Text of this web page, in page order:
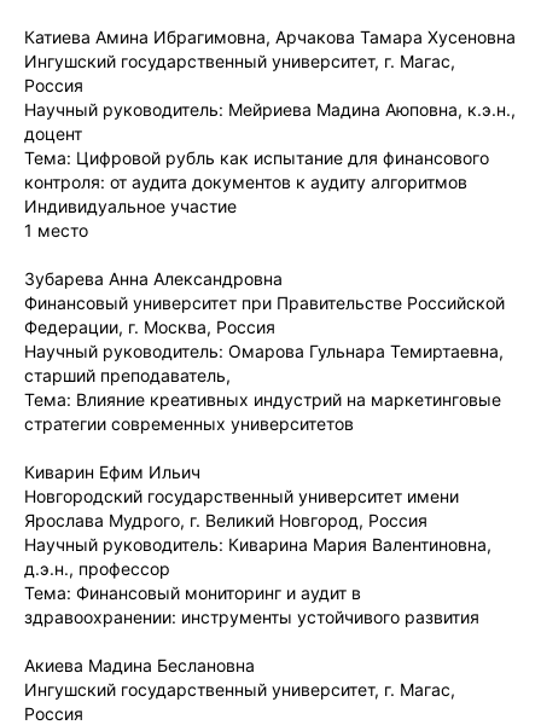
Катиева Амина Ибрагимовна, Арчакова Тамара Хусеновна
Ингушский государственный университет, г. Магас,
Россия
Научный руководитель: Мейриева Мадина Аюповна, к.э.н.,
доцент
Тема: Цифровой рубль как испытание для финансового
контроля: от аудита документов к аудиту алгоритмов
Индивидуальное участие
1 место
Зубарева Анна Александровна
Финансовый университет при Правительстве Российской
Федерации, г. Москва, Россия
Научный руководитель: Омарова Гульнара Темиртаевна,
старший преподаватель,
Тема: Влияние креативных индустрий на маркетинговые
стратегии современных университетов
Киварин Ефим Ильич
Новгородский государственный университет имени
Ярослава Мудрого, г. Великий Новгород, Россия
Научный руководитель: Киварина Мария Валентиновна,
д.э.н., профессор
Тема: Финансовый мониторинг и аудит в
здравоохранении: инструменты устойчивого развития
Акиева Мадина Беслановна
Ингушский государственный университет, г. Магас,
Россия